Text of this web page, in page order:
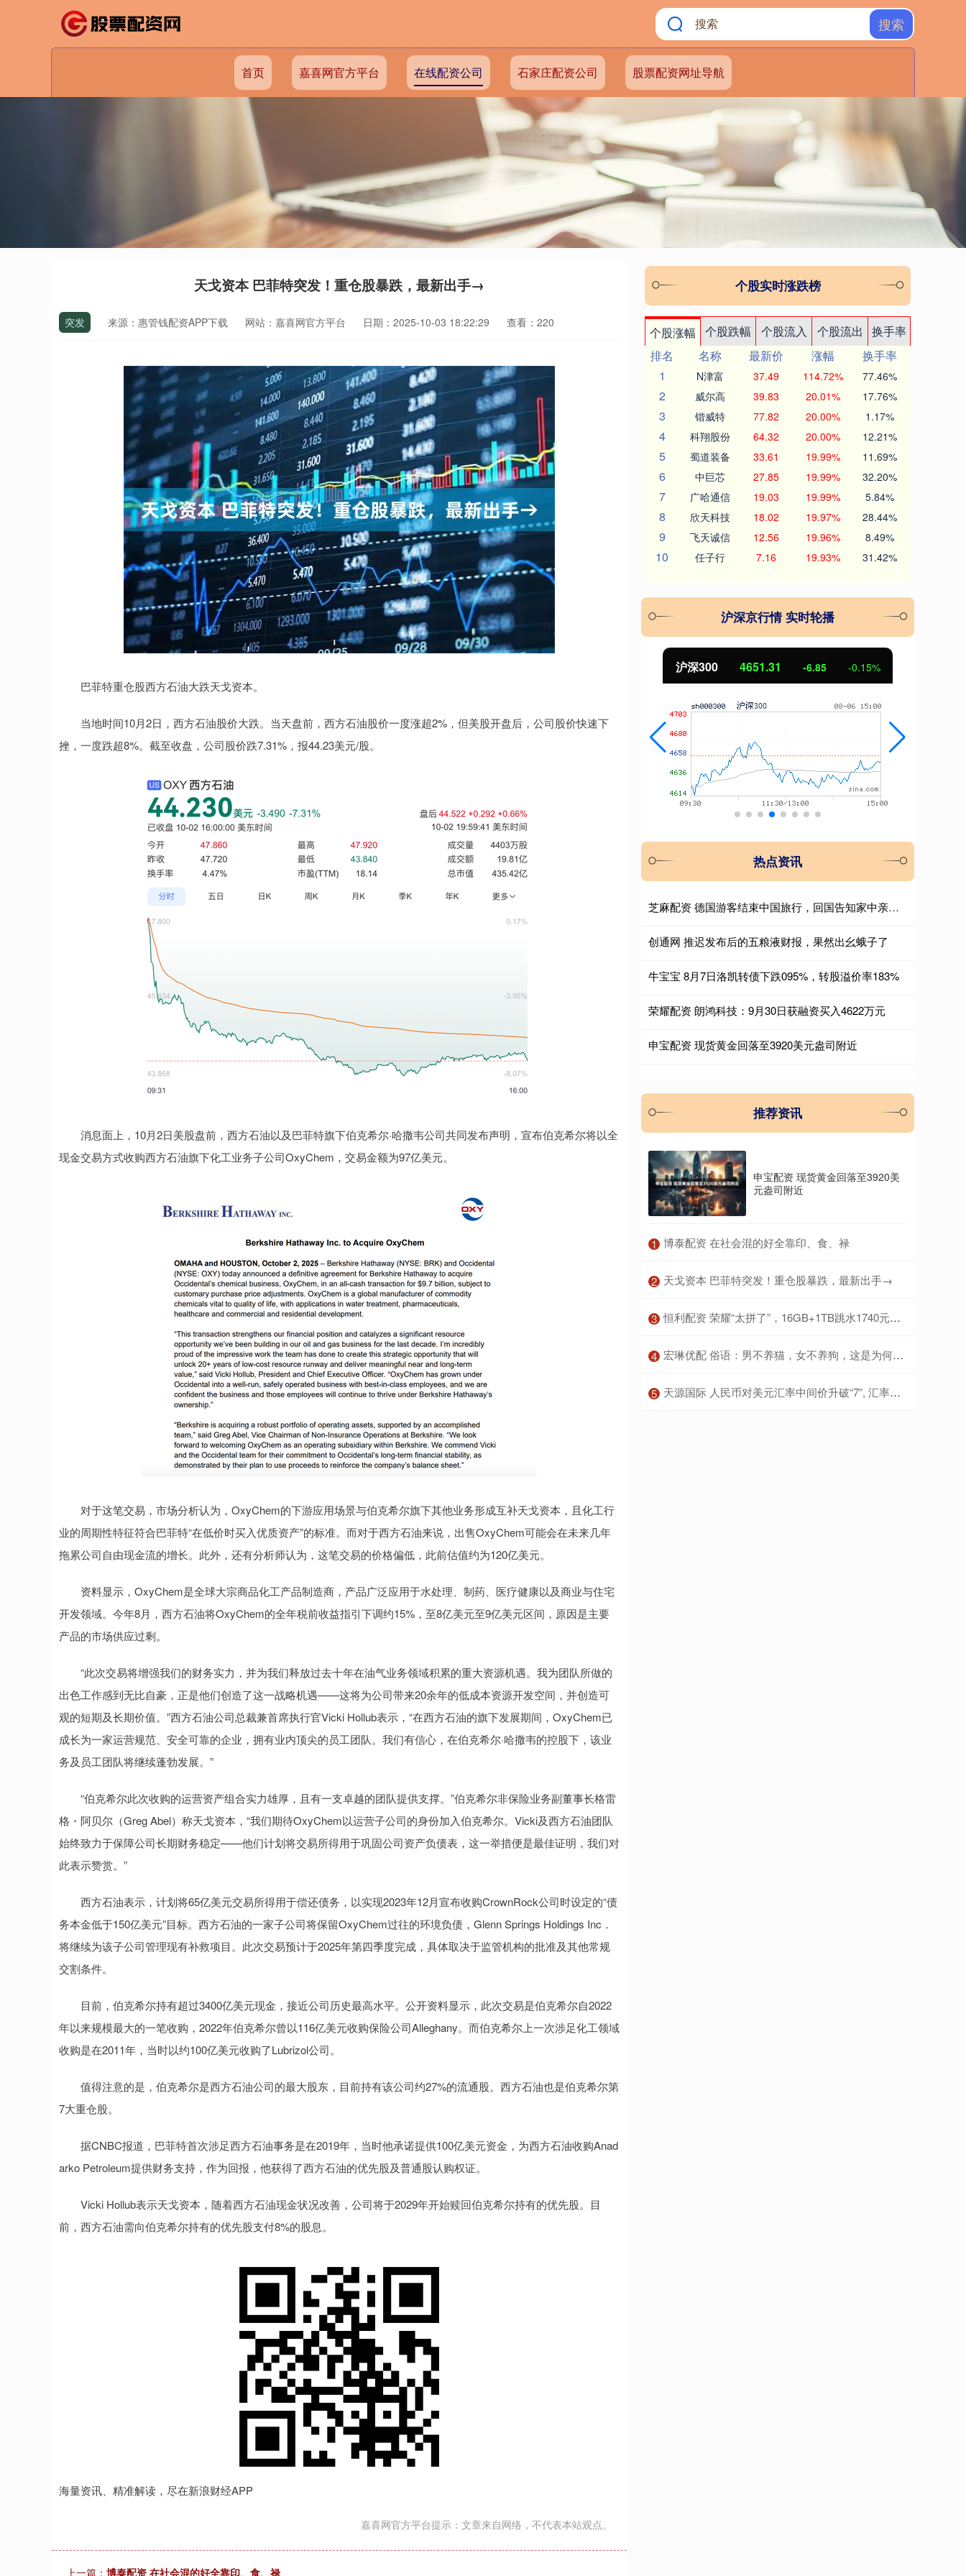
搜索
首页 嘉喜网官方平台 在线配资公司 石家庄配资公司 股票配资网址导航
天戈资本 巴菲特突发！重仓股暴跌，最新出手→
突发 来源：惠管钱配资APP下载 网站：嘉喜网官方平台 日期：2025-10-03 18:22:29 查看：220
巴菲特重仓股西方石油大跌天戈资本。
当地时间10月2日，西方石油股价大跌。当天盘前，西方石油股价一度涨超2%，但美股开盘后，公司股价快速下
挫，一度跌超8%。截至收盘，公司股价跌7.31%，报44.23美元/股。
消息面上，10月2日美股盘前，西方石油以及巴菲特旗下伯克希尔·哈撒韦公司共同发布声明，宣布伯克希尔将以全
现金交易方式收购西方石油旗下化工业务子公司OxyChem，交易金额为97亿美元。
对于这笔交易，市场分析认为，OxyChem的下游应用场景与伯克希尔旗下其他业务形成互补天戈资本，且化工行
业的周期性特征符合巴菲特“在低价时买入优质资产”的标准。而对于西方石油来说，出售OxyChem可能会在未来几年
拖累公司自由现金流的增长。此外，还有分析师认为，这笔交易的价格偏低，此前估值约为120亿美元。
资料显示，OxyChem是全球大宗商品化工产品制造商，产品广泛应用于水处理、制药、医疗健康以及商业与住宅
开发领域。今年8月，西方石油将OxyChem的全年税前收益指引下调约15%，至8亿美元至9亿美元区间，原因是主要
产品的市场供应过剩。
“此次交易将增强我们的财务实力，并为我们释放过去十年在油气业务领域积累的重大资源机遇。我为团队所做的
出色工作感到无比自豪，正是他们创造了这一战略机遇——这将为公司带来20余年的低成本资源开发空间，并创造可
观的短期及长期价值。”西方石油公司总裁兼首席执行官Vicki Hollub表示，“在西方石油的旗下发展期间，OxyChem已
成长为一家运营规范、安全可靠的企业，拥有业内顶尖的员工团队。我们有信心，在伯克希尔·哈撒韦的控股下，该业
务及员工团队将继续蓬勃发展。”
“伯克希尔此次收购的运营资产组合实力雄厚，且有一支卓越的团队提供支撑。”伯克希尔非保险业务副董事长格雷
格・阿贝尔（Greg Abel）称天戈资本，“我们期待OxyChem以运营子公司的身份加入伯克希尔。Vicki及西方石油团队
始终致力于保障公司长期财务稳定——他们计划将交易所得用于巩固公司资产负债表，这一举措便是最佳证明，我们对
此表示赞赏。”
西方石油表示，计划将65亿美元交易所得用于偿还债务，以实现2023年12月宣布收购CrownRock公司时设定的“债
务本金低于150亿美元”目标。西方石油的一家子公司将保留OxyChem过往的环境负债，Glenn Springs Holdings Inc．
将继续为该子公司管理现有补救项目。此次交易预计于2025年第四季度完成，具体取决于监管机构的批准及其他常规
交割条件。
目前，伯克希尔持有超过3400亿美元现金，接近公司历史最高水平。公开资料显示，此次交易是伯克希尔自2022
年以来规模最大的一笔收购，2022年伯克希尔曾以116亿美元收购保险公司Alleghany。而伯克希尔上一次涉足化工领域
收购是在2011年，当时以约100亿美元收购了Lubrizol公司。
值得注意的是，伯克希尔是西方石油公司的最大股东，目前持有该公司约27%的流通股。西方石油也是伯克希尔第
7大重仓股。
据CNBC报道，巴菲特首次涉足西方石油事务是在2019年，当时他承诺提供100亿美元资金，为西方石油收购Anad
arko Petroleum提供财务支持，作为回报，他获得了西方石油的优先股及普通股认购权证。
Vicki Hollub表示天戈资本，随着西方石油现金状况改善，公司将于2029年开始赎回伯克希尔持有的优先股。目
前，西方石油需向伯克希尔持有的优先股支付8%的股息。
海量资讯、精准解读，尽在新浪财经APP
嘉喜网官方平台提示：文章来自网络，不代表本站观点。
上一篇： 博泰配资 在社会混的好全靠印、食、禄
个股实时涨跌榜
个股涨幅 个股跌幅 个股流入 个股流出
换手率
排名
名称 最新价 涨幅
换手率
1
N津富 37.49 114.72% 77.46%
2 威尔高 39.83 20.01% 17.76%
3 锴威特 77.82 20.00% 1.17%
4 科翔股份 64.32 20.00% 12.21%
5 蜀道装备 33.61 19.99% 11.69%
6 中巨芯 27.85 19.99% 32.20%
7 广哈通信 19.03 19.99% 5.84%
8 欣天科技 18.02 19.97% 28.44%
9 飞天诚信 12.56 19.96% 8.49%
10 任子行 7.16 19.93% 31.42%
沪深京行情 实时轮播
北证50 1122.88 3.42 0.30%
热点资讯
芝麻配资 德国游客结束中国旅行，回国告知家中亲友，外媒报道与现实差距大
创通网 推迟发布后的五粮液财报，果然出幺蛾子了
牛宝宝 8月7日洛凯转债下跌095%，转股溢价率183%
荣耀配资 朗鸿科技：9月30日获融资买入4622万元
申宝配资 现货黄金回落至3920美元盎司附近
推荐资讯
申宝配资 现货黄金回落至3920美
元盎司附近
1 ​博泰配资 在社会混的好全靠印、食、禄
2 ​天戈资本 巴菲特突发！重仓股暴跌，最新出手→
3 ​恒利配资 荣耀“太拼了”，16GB+1TB跳水1740元，顶配版旗舰跌至“谷底价”
4 ​宏琳优配 俗语：男不养猫，女不养狗，这是为何？老祖的忠告有道理
5 ​天源国际 人民币对美元汇率中间价升破“7”, 汇率预计将继续双向浮动、保持弹性